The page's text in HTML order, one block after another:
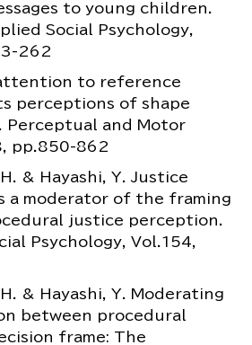
to young children.
Social Psychology,
262
attention to reference
perceptions of shape
Perceptual and Motor
pp.850-862
H. & Hayashi, Y. Justice
a moderator of the framing
justice perception.
Psychology, Vol.154,
H. & Hayashi, Y. Moderating
between procedural
frame: The